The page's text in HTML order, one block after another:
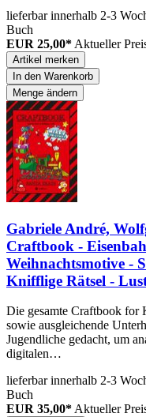
lieferbar innerhalb 2-3
Buch
EUR 25,00* Aktueller
Artikel merken
In den Warenkorb
Menge ändern
Gabriele André,
Craftbook -
Weihnachtsmotive -
Knifflige Rätsel -
Die gesamte Craftbook for
sowie ausgleichende
Jugendliche gedacht, um
digitalen…
lieferbar innerhalb 2-3
Buch
EUR 35,00*Aktueller